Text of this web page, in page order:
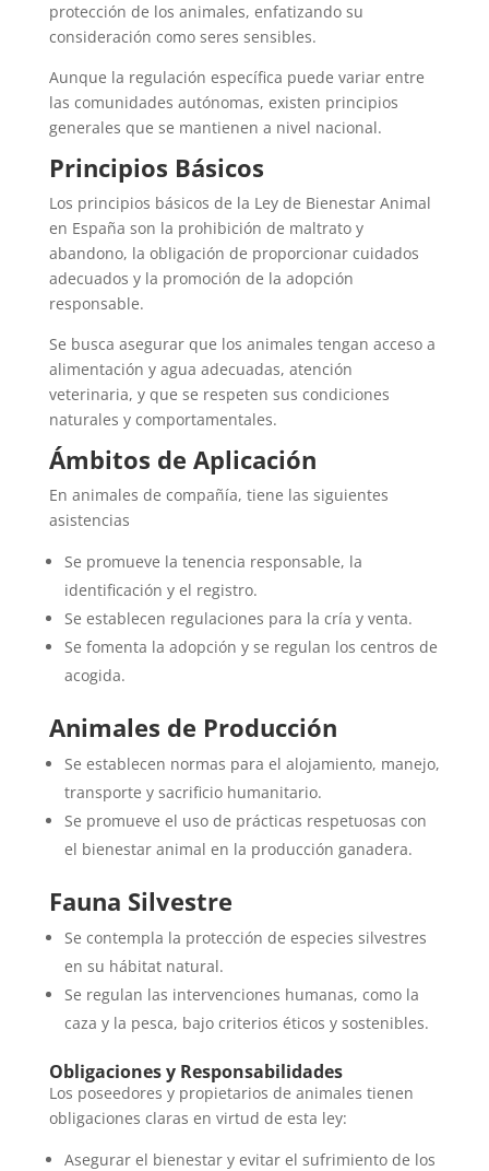
protección de los animales, enfatizando su
consideración como seres sensibles.
Aunque la regulación específica puede variar entre
las comunidades autónomas, existen principios
generales que se mantienen a nivel nacional.
Principios Básicos
Los principios básicos de la Ley de Bienestar Animal
en España son la prohibición de maltrato y
abandono, la obligación de proporcionar cuidados
adecuados y la promoción de la adopción
responsable.
Se busca asegurar que los animales tengan acceso a
alimentación y agua adecuadas, atención
veterinaria, y que se respeten sus condiciones
naturales y comportamentales.
Ámbitos de Aplicación
En animales de compañía, tiene las siguientes
asistencias
Se promueve la tenencia responsable, la
identificación y el registro.
Se establecen regulaciones para la cría y venta.
Se fomenta la adopción y se regulan los centros de
acogida.
Animales de Producción
Se establecen normas para el alojamiento, manejo,
transporte y sacrificio humanitario.
Se promueve el uso de prácticas respetuosas con
el bienestar animal en la producción ganadera.
Fauna Silvestre
Se contempla la protección de especies silvestres
en su hábitat natural.
Se regulan las intervenciones humanas, como la
caza y la pesca, bajo criterios éticos y sostenibles.
Obligaciones y Responsabilidades
Los poseedores y propietarios de animales tienen
obligaciones claras en virtud de esta ley:
Asegurar el bienestar y evitar el sufrimiento de los